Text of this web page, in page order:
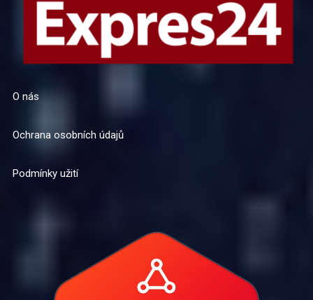
O nás
Ochrana osobních údajů
Podmínky užití